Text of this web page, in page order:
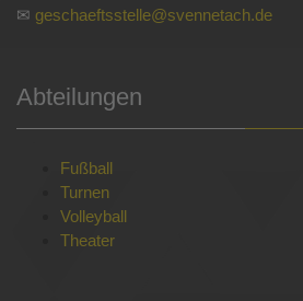
✉ geschaeftsstelle@svennetach.de
Abteilungen
Fußball
Turnen
Volleyball
Theater